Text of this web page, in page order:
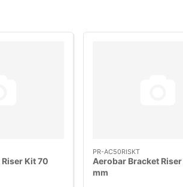
Kit 70
PR-AC50RISKT
Aerobar Bracket
mm